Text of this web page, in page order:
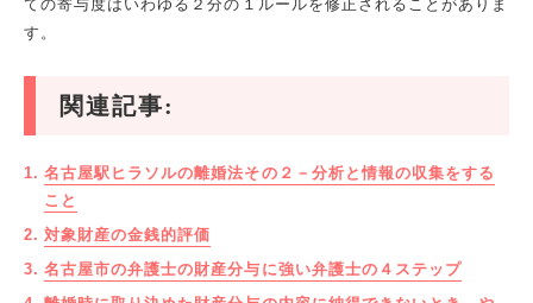
ての寄与度はいわゆる２分の１ルールを修正されることがありま
す。
関連記事:
名古屋駅ヒラソルの離婚法その２－分析と情報の収集をする
こと
対象財産の金銭的評価
名古屋市の弁護士の財産分与に強い弁護士の４ステップ